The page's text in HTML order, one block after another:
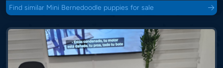
Find similar Mini Bernedoodle puppies for sale